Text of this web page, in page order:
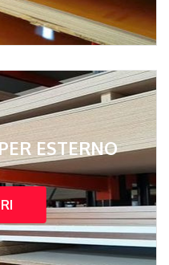
ESTERNO